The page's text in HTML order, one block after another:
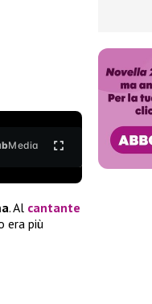
Media
. Al cantante
era più